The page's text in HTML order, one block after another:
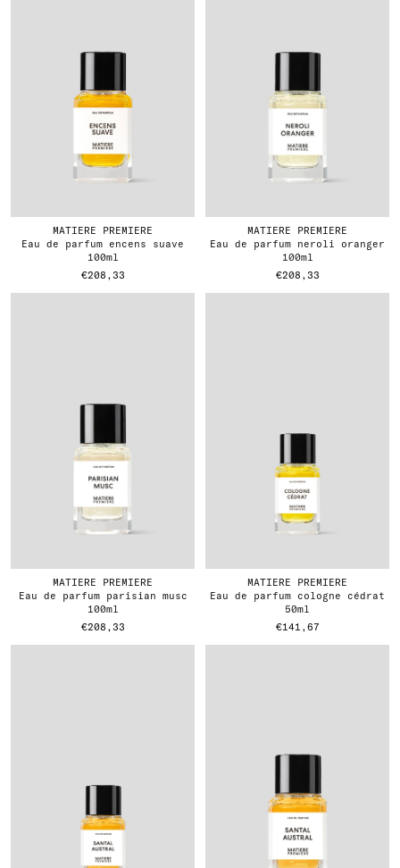
MATIERE PREMIERE
eau de parfum encens suave
100ml
€208,33
MATIERE PREMIERE
eau de parfum neroli oranger
100ml
€208,33
MATIERE PREMIERE
eau de parfum parisian musc
100ml
€208,33
MATIERE PREMIERE
eau de parfum cologne cédrat
50ml
€141,67